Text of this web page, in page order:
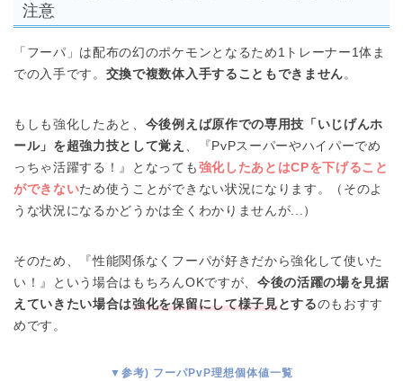
注意
「フーパ」は配布の幻のポケモンとなるため1トレーナー1体ま
での入手です。 交換で複数体入手することもできません。
もしも強化したあと、 今後例えば原作での専用技「いじげんホ
ール」を超強力技として覚え 、『PvPスーパーやハイパーでめ
っちゃ活躍する！』となっても 強化したあとはCPを下げること
ができないため使うことができない状況になります。（そのよ
うな状況になるかどうかは全くわかりませんが...）
そのため、『性能関係なくフーパが好きだから強化して使いた
い！』という場合はもちろんOKですが、 今後の活躍の場を見据
えていきたい場合は強化を保留にして様子見とするのもおすす
めです。
▼参考) フーパPvP理想個体値一覧